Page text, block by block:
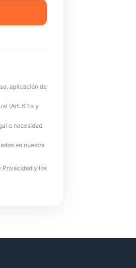
aplicación de
(Art. 6.1.a y
o necesidad
en nuestra
Privacidady los